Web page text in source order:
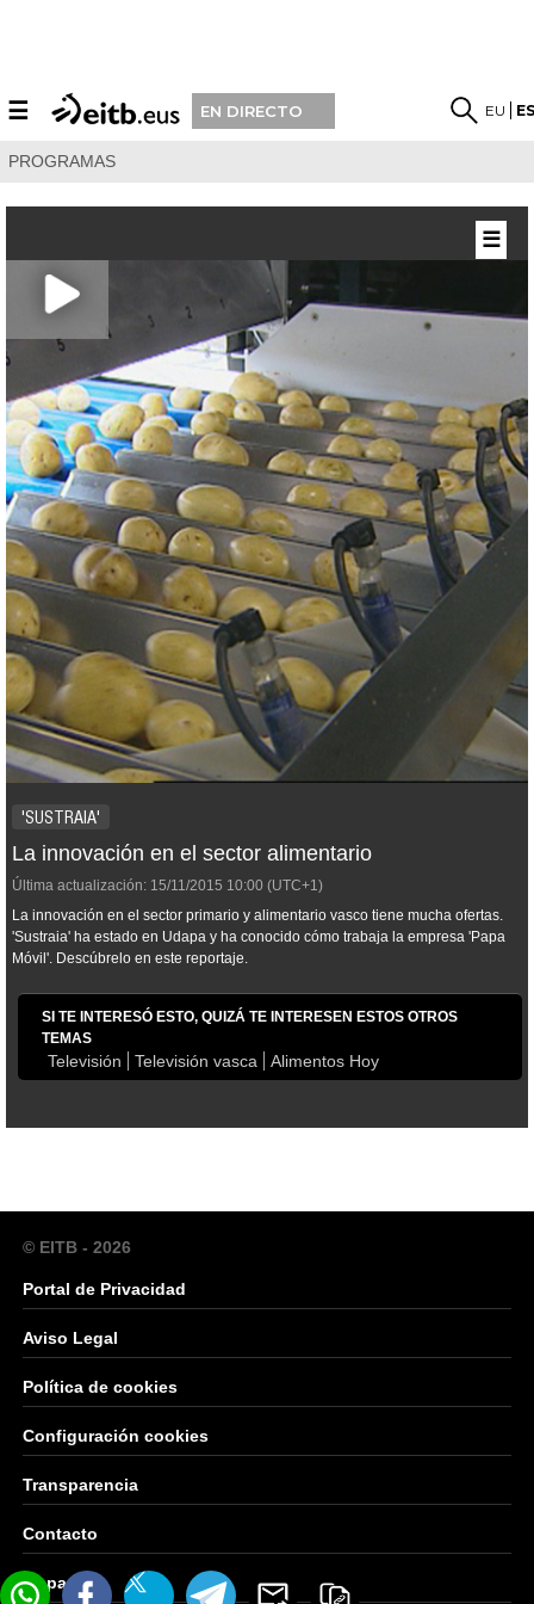
☰ EN DIRECTO EU
PROGRAMAS
'SUSTRAIA'
La innovación en el sector alimentario
Última actualización: 15/11/2015 10:00 (UTC+1)
La innovación en el sector primario y alimentario vasco tiene mucha ofertas.
'Sustraia' ha estado en Udapa y ha conocido cómo trabaja la empresa 'Papa
Móvil'. Descúbrelo en este reportaje.
SI TE INTERESÓ ESTO, QUIZÁ TE INTERESEN ESTOS OTROS
TEMAS
Televisión Televisión vasca Alimentos Hoy
☰
© EITB - 2026
Portal de Privacidad
Aviso Legal
Política de cookies
Configuración cookies
Transparencia
Contacto
Mapa Web